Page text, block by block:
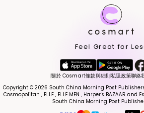
Feel Great for
關於 Cosmart條款與細則私隱政策聯絡
Copyright © 2026 South China Morning Post
Cosmopolitan , ELLE , ELLE MEN , Harper's BAZAAR
South China Morning Post